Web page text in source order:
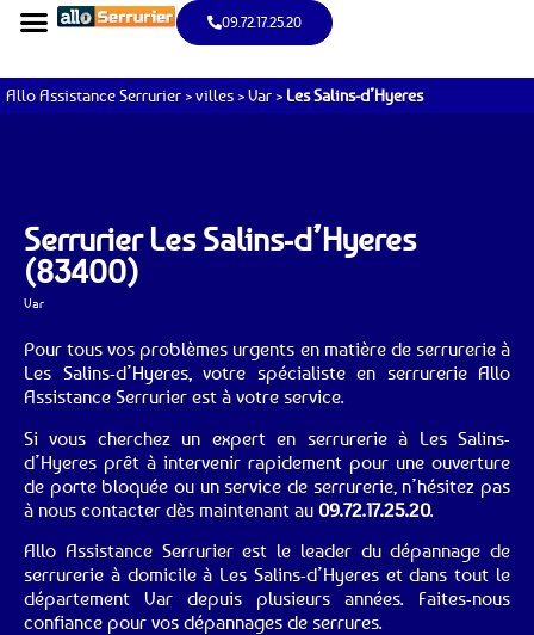
09.72.17.25.20
Allo Assistance Serrurier >villes >Var > Les Salins-d’Hyeres
Serrurier Les Salins-d’Hyeres
(83400)
Var
Pour tous vos problèmes urgents en matière de serrurerie à
Les Salins-d’Hyeres, votre spécialiste en serrurerie Allo
Assistance Serrurier est à votre service.
Si vous cherchez un expert en serrurerie à Les Salins-
d’Hyeres prêt à intervenir rapidement pour une ouverture
de porte bloquée ou un service de serrurerie, n’hésitez pas
à nous contacter dès maintenant au 09.72.17.25.20.
Allo Assistance Serrurier est le leader du dépannage de
serrurerie à domicile à Les Salins-d’Hyeres et dans tout le
département Var depuis plusieurs années. Faites-nous
confiance pour vos dépannages de serrures.